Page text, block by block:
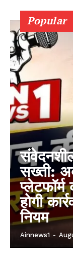
Popular
सख्ती:
होगी
नियम
Ainnews1 -